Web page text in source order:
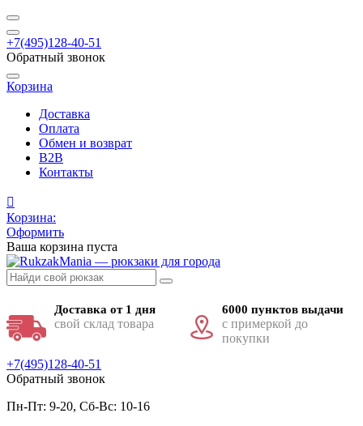
+7(495)128-40-51
Обратный звонок
Корзина
Доставка
Оплата
Обмен и возврат
B2B
Контакты
Корзина:
Оформить
Ваша корзина пуста
Доставка от 1 дня
свой склад товара
6000 пунктов выдачи
с примеркой до
покупки
+7(495)128-40-51
Обратный звонок
Пн-Пт: 9-20, Сб-Вс: 10-16